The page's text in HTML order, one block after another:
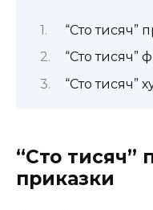
“Сто тисяч”
“Сто тисяч”
“Сто тисяч”
“Сто тисяч”
приказки